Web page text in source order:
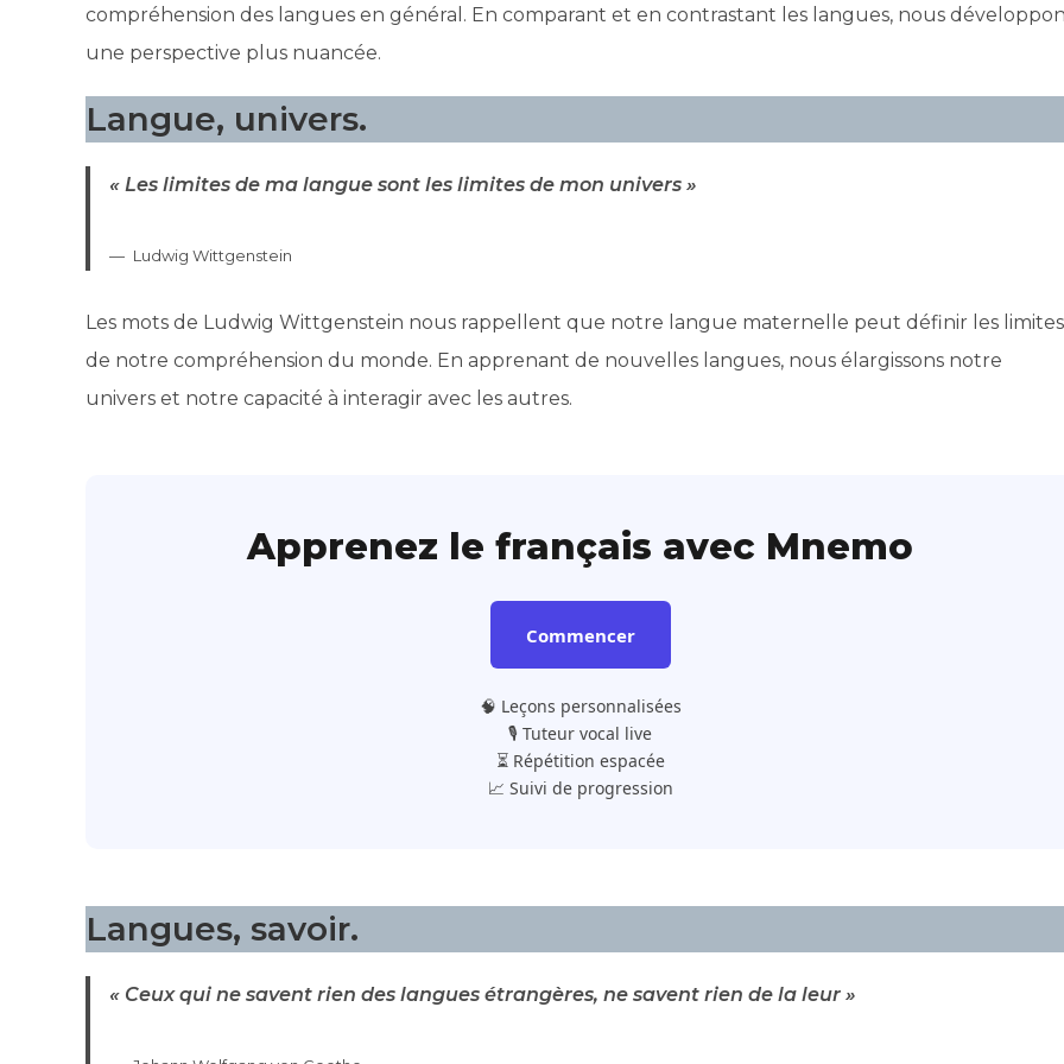
compréhension des langues en général. En comparant et en contrastant les langues, nous
une perspective plus nuancée.
Langue, univers.
« Les limites de ma langue sont les limites de mon univers »
Ludwig Wittgenstein
Les mots de Ludwig Wittgenstein nous rappellent que notre langue maternelle peut définir les limites
de notre compréhension du monde. En apprenant de nouvelles langues, nous élargissons notre
univers et notre capacité à interagir avec les autres.
Apprenez le français avec Mnemo
Commencer
🧠 Leçons personnalisées
🎙️ Tuteur vocal live
⏳ Répétition espacée
📈 Suivi de progression
Langues, savoir.
« Ceux qui ne savent rien des langues étrangères, ne savent rien de la leur »